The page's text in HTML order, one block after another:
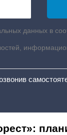
данных в